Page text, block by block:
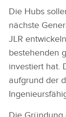
Die Hubs
nächste
JLR
bestehenden
investiert hat.
aufgrund der